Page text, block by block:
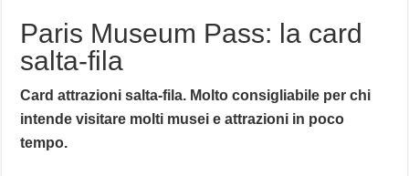
Paris Museum Pass: la card
salta-fila
Card attrazioni salta-fila. Molto consigliabile per chi
intende visitare molti musei e attrazioni in poco
tempo.